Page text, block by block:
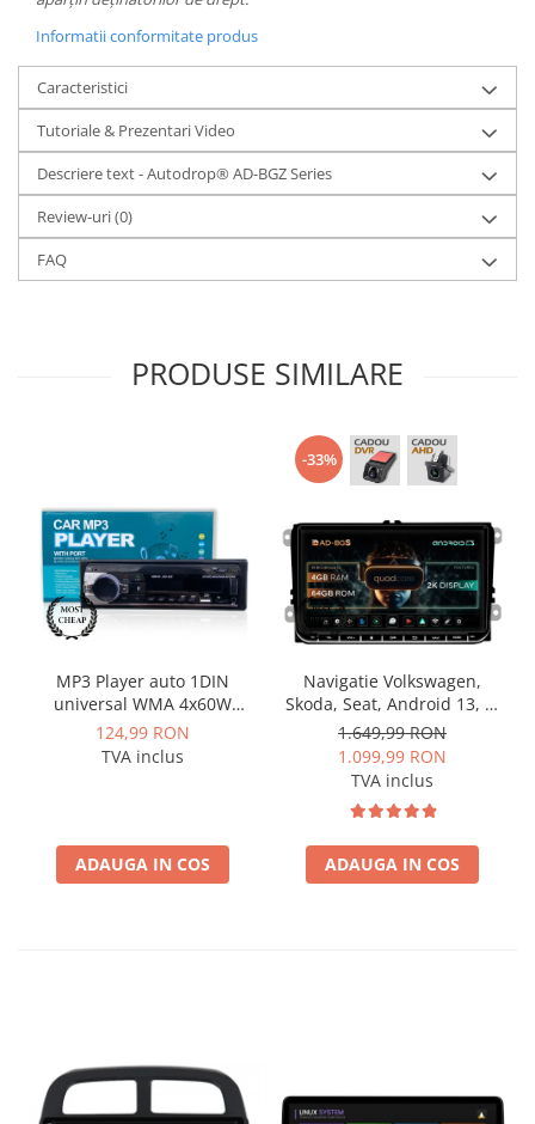
Informatii conformitate produs
Caracteristici
Tutoriale & Prezentari Video
Descriere text - Autodrop® AD-BGZ Series
Review-uri(0)
FAQ
PRODUSE SIMILARE
MP3 Player auto 1DIN
universal WMA 4x60W
MOSFET, radio, bluetooth,
USB, SD, AUX, fast charge -
124,99 RON
TVA inclus
ADAUGA IN COS
-33%
Navigatie Volkswagen,
Skoda, Seat, Android 13, S-
Quadcore / 4GB RAM +
64GB ROM, 9 Inch - AD-
BGSW94L
1.649,99 RON
1.099,99 RON
TVA inclus
ADAUGA IN COS